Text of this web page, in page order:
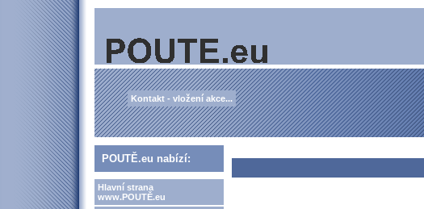
Kontakt - vložení akce...
POUTĚ.eu nabízí:
Hlavní strana
www.POUTĚ.eu